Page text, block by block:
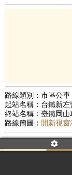
路線類別：市區公車
起站名稱：台鐵新左
終站名稱：臺鐵岡
路線簡圖： 開新視窗
附屬名稱：8017
車頭描述：台鐵新
公車數量: 累計